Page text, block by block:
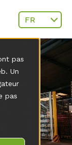
pas
Un
pas
FR